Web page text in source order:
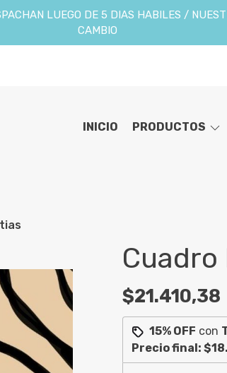
LUEGO DE 5 DIAS HABILES /
CAMBIO
INICIO PRODUCTOS
Cuadro
$21.410,38
15% OFF con
Precio final: